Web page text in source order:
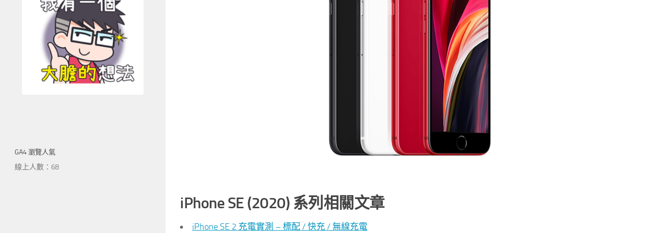
iPhone SE (2020) 系列相關文章
iPhone SE 2 充電實測 – 標配 / 快充 / 無線充電
GA4 瀏覽人氣
線上人數：68